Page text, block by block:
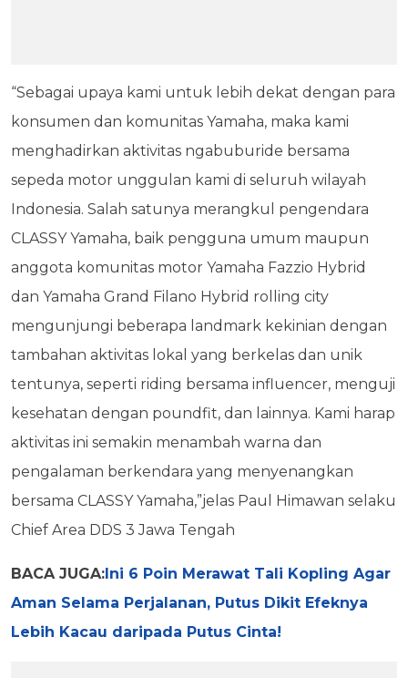
“Sebagai upaya kami untuk lebih dekat dengan para
konsumen dan komunitas Yamaha, maka kami
menghadirkan aktivitas ngabuburide bersama
sepeda motor unggulan kami di seluruh wilayah
Indonesia. Salah satunya merangkul pengendara
CLASSY Yamaha, baik pengguna umum maupun
anggota komunitas motor Yamaha Fazzio Hybrid
dan Yamaha Grand Filano Hybrid rolling city
mengunjungi beberapa landmark kekinian dengan
tambahan aktivitas lokal yang berkelas dan unik
tentunya, seperti riding bersama influencer, menguji
kesehatan dengan poundfit, dan lainnya. Kami harap
aktivitas ini semakin menambah warna dan
pengalaman berkendara yang menyenangkan
bersama CLASSY Yamaha,”jelas Paul Himawan selaku
Chief Area DDS 3 Jawa Tengah
BACA JUGA:Ini 6 Poin Merawat Tali Kopling Agar
Aman Selama Perjalanan, Putus Dikit Efeknya
Lebih Kacau daripada Putus Cinta!